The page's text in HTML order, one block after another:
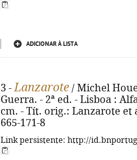
ADICIONAR À LISTA
3 -Lanzarote / Michel
Guerra. - 2ª ed. - Lisboa :
cm. - Tít. orig.: Lanzarote et
665-171-8
Link persistente: http://